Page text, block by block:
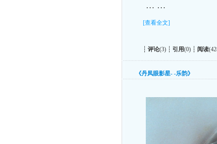
… …
[查看全文]
┆ 评论(3) ┆ 引用(0) ┆ 阅读
《丹凤眼影星- -乐韵》